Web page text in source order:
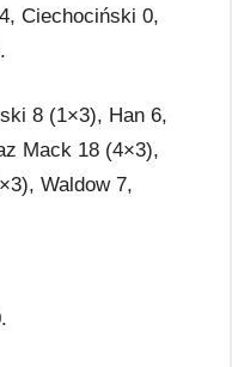
Ciechociński 0,
8 (1×3), Han 6,
Mack 18 (4×3),
Waldow 7,